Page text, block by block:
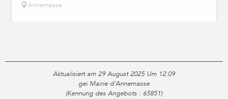
Annemasse
Aktualisiert am 29 August 2025 Um 12:09
gei Mairie d'Annemasse
(Kennung des Angebots : 65851)